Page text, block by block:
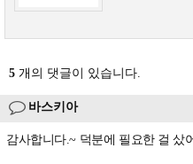
5 개의 댓글이 있습니다.
바스키아
감사합니다.~ 덕분에 필요한 걸 샀